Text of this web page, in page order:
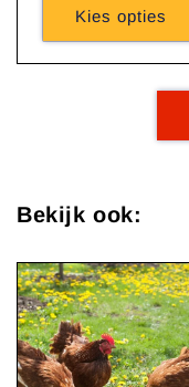
Kies opties
Bekijk ook: